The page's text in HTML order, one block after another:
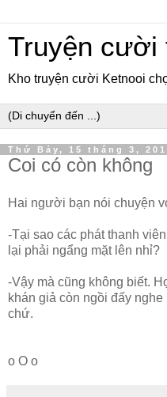
Truyện cười
Kho truyện cười Ketnooi
Thứ Bảy, 15 tháng 3,
Coi có còn không
Hai người bạn nói chuyện
-Tại sao các phát thanh
lại phải ngẩng mặt lên nhỉ?
-Vậy mà cũng không biết.
khán giả còn ngồi đấy
chứ.
o O o